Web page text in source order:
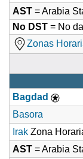
AST = Arabia
No DST = No
Zonas
Bagdad
Basora
Irak Zona
AST = Arabia